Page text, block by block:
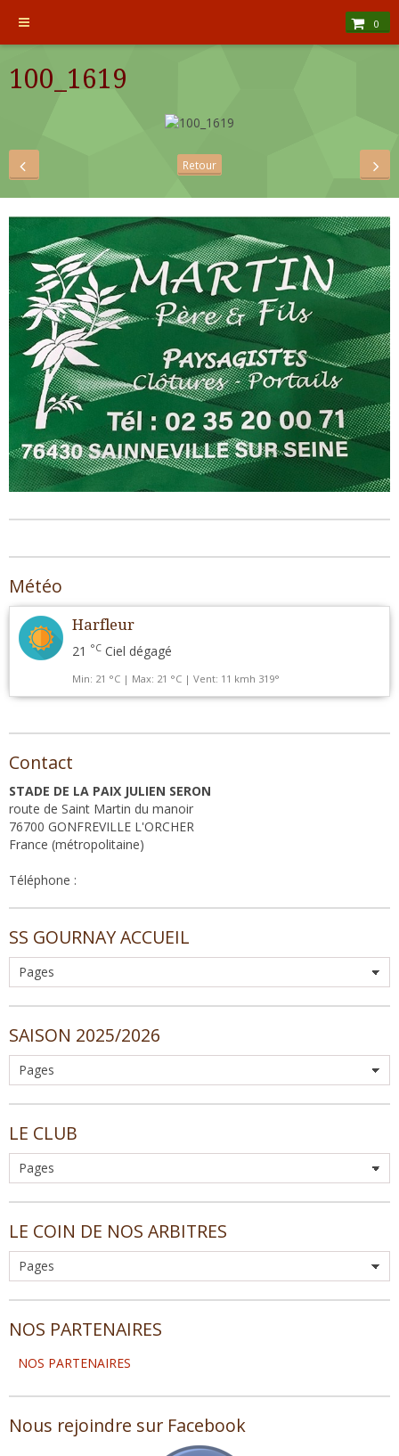
0
100_1619
Retour
Météo
Harfleur
21 °C Ciel dégagé
Min: 21 °C | Max: 21 °C | Vent: 11 kmh 319°
Contact
STADE DE LA PAIX JULIEN SERON
route de Saint Martin du manoir
76700 GONFREVILLE L'ORCHER
France (métropolitaine)
Téléphone :
SS GOURNAY ACCUEIL
SAISON 2025/2026
LE CLUB
LE COIN DE NOS ARBITRES
NOS PARTENAIRES
NOS PARTENAIRES
Nous rejoindre sur Facebook